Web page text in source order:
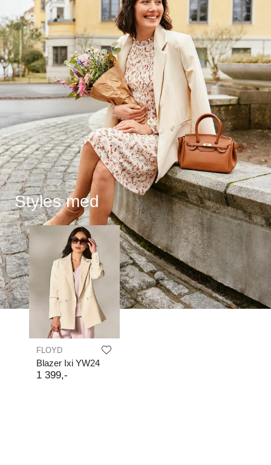
Styles med
FLOYD
Blazer Ixi YW24
1 399,-